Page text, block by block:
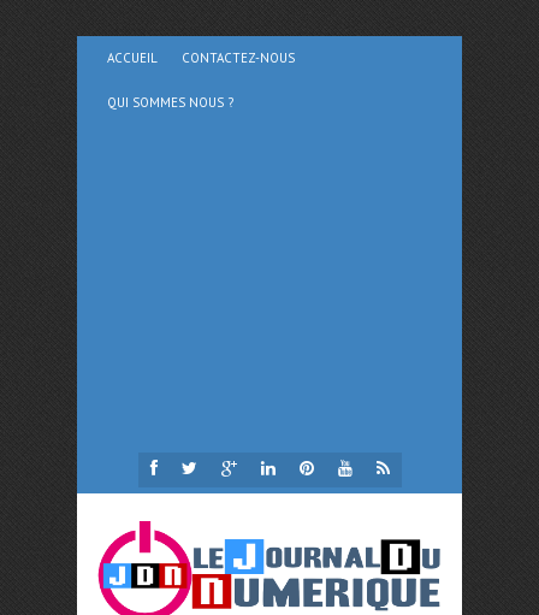
ACCUEIL CONTACTEZ-NOUS
QUI SOMMES NOUS ?